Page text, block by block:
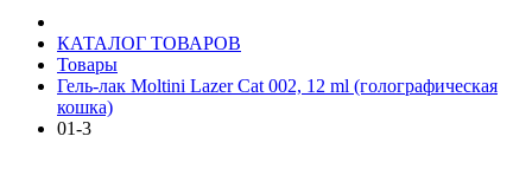
КАТАЛОГ ТОВАРОВ
Товары
Гель-лак Moltini Lazer Cat 002, 12 ml (голографическая
кошка)
01-3